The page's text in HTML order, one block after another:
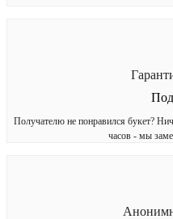
Получателю не понравился букет?
часов - мы